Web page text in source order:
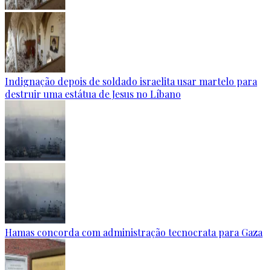
Indignação depois de soldado israelita usar martelo para
destruir uma estátua de Jesus no Líbano
Hamas concorda com administração tecnocrata para Gaza